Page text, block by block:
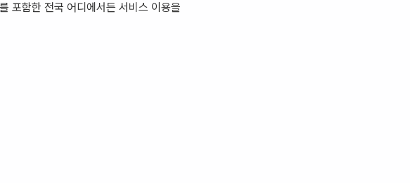
포함한 전국 어디에서든 서비스 이용을